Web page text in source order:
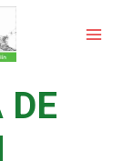
DE